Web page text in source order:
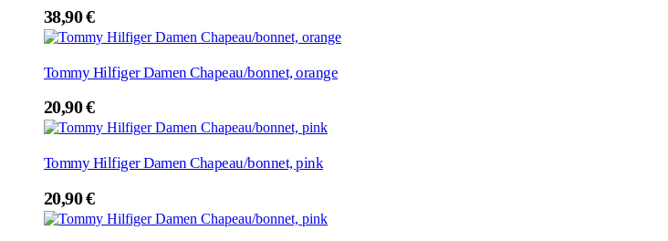
38,90€
Tommy Hilfiger Damen Chapeau/bonnet, orange
20,90€
Tommy Hilfiger Damen Chapeau/bonnet, pink
20,90€